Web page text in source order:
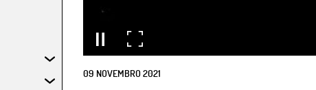
09 NOVEMBRO2021